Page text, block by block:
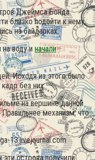
Джеймса Бонда.
близко подойти к нему,
на байдарках.
на воду иначали
Исходя из этого было
без них.
на вершине данной
механизм, что
13.livejournal.com
острова получили